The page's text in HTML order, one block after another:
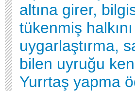
altına girer,
tükenmiş
uygarlaştırma,
bilen uyruğu
Yurrtaş yapma